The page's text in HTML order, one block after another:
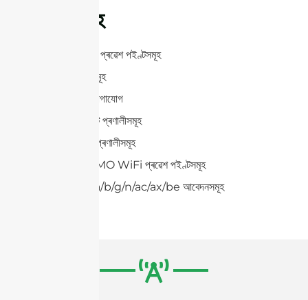
আবেদনসমূহ
WLAN/WiFi প্ৰৱেশ পইণ্টসমূহ
RFID আবেদনসমূহ
পইণ্ট-টু-পইণ্ট যোগাযোগ
পইণ্ট-টু-মাল্টিপইণ্ট প্ৰণালীসমূহ
ৱাইৰলেছ ভিডিঅ’ প্ৰণালীসমূহ
2×2, 4×4 MIMO WiFi প্ৰৱেশ পইণ্টসমূহ
IEEE 802.11a/b/g/n/ac/ax/be আবেদনসমূহ